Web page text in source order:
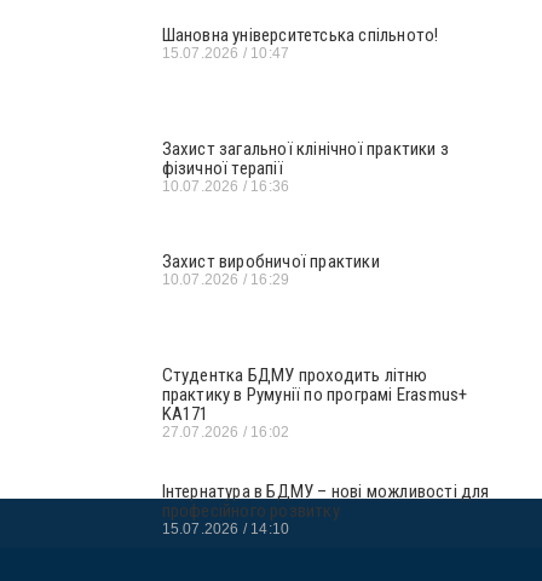
Шановна університетська спільното!
15.07.2026 10:47
Захист загальної клінічної практики з
фізичної терапії
10.07.2026 16:36
Захист виробничої практики
10.07.2026 16:29
Студентка БДМУ проходить літню
практику в Румунії по програмі Erasmus+
KA171
27.07.2026 16:02
Інтернатура в БДМУ – нові можливості для
професійного розвитку
15.07.2026 14:10